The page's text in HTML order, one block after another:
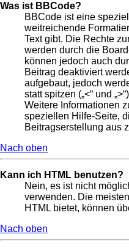
Was ist BBCode?
BBCode ist eine
weitreichende
Text gibt. Die Rechte
werden durch die
können jedoch auch
Beitrag deaktiviert
aufgebaut, jedoch
statt spitzen („<“ und
Weitere Informationen
speziellen Hilfe-Seite,
Beitragserstellung aus
Nach oben
Kann ich HTML benutzen?
Nein, es ist nicht
verwenden. Die
HTML bietet, können
Nach oben